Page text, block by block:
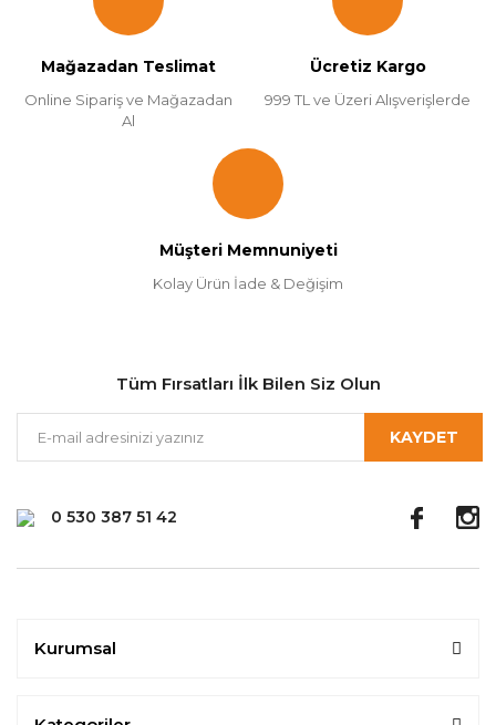
Mağazadan Teslimat
Online Sipariş ve Mağazadan
Al
Ücretiz Kargo
999 TL ve Üzeri Alışverişlerde
Müşteri Memnuniyeti
Kolay Ürün İade & Değişim
0 530 387 51 42
Tüm Fırsatları İlk Bilen Siz Olun
KAYDET
Kurumsal